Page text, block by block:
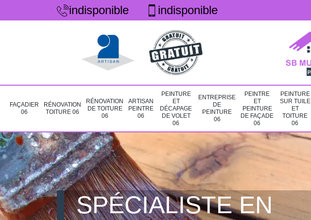
indisponible indisponible
FAÇADIER
06
RÉNOVATION
TOITURE 06
RÉNOVATION
DE TOITURE
06
ARTISAN
PEINTRE
06
PEINTURE
ET
DÉCAPAGE
DE VOLET
06
ENTREPRISE
DE
PEINTURE
06
PEINTRE
ET
PEINTURE
DE FAÇADE
06
PEINTURE
SUR TUILE
ET
TOITURE
06
SPÉCIALISTE EN